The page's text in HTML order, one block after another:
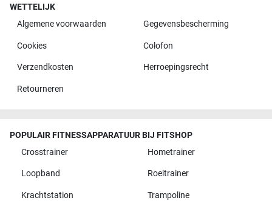
WETTELIJK
Algemene voorwaarden
Gegevensbescherming
Cookies Colofon
Verzendkosten Herroepingsrecht
Retourneren
POPULAIR FITNESSAPPARATUUR BIJ FITSHOP
Crosstrainer
Hometrainer
Loopband Roeitrainer
Krachtstation Trampoline